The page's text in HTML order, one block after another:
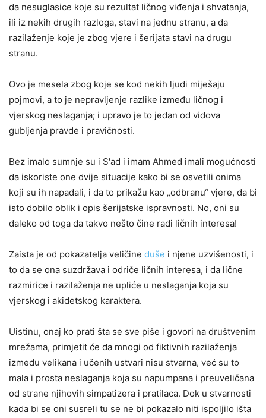
da nesuglasice koje su rezultat ličnog viđenja i shvatanja,
ili iz nekih drugih razloga, stavi na jednu stranu, a da
razilaženje koje je zbog vjere i šerijata stavi na drugu
stranu.
Ovo je mesela zbog koje se kod nekih ljudi miješaju
pojmovi, a to je nepravljenje razlike između ličnog i
vjerskog neslaganja; i upravo je to jedan od vidova
gubljenja pravde i pravičnosti.
Bez imalo sumnje su i S'ad i imam Ahmed imali mogućnosti
da iskoriste one dvije situacije kako bi se osvetili onima
koji su ih napadali, i da to prikažu kao „odbranu“ vjere, da bi
isto dobilo oblik i opis šerijatske ispravnosti. No, oni su
daleko od toga da takvo nešto čine radi ličnih interesa!
Zaista je od pokazatelja veličine duše i njene uzvišenosti, i
to da se ona suzdržava i odriče ličnih interesa, i da lične
razmirice i razilaženja ne upliće u neslaganja koja su
vjerskog i akidetskog karaktera.
Uistinu, onaj ko prati šta se sve piše i govori na društvenim
mrežama, primjetit će da mnogi od fiktivnih razilaženja
između velikana i učenih ustvari nisu stvarna, već su to
mala i prosta neslaganja koja su napumpana i preuveličana
od strane njihovih simpatizera i pratilaca. Dok u stvarnosti
kada bi se oni susreli tu se ne bi pokazalo niti ispoljilo išta